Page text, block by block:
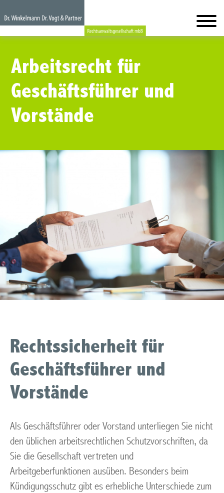
Arbeitsrecht für
Geschäftsführer und
Vorstände
Rechtssicherheit für
Geschäftsführer und
Vorstände
Als Geschäftsführer oder Vorstand unterliegen Sie nicht
den üblichen arbeitsrechtlichen Schutzvorschriften, da
Sie die Gesellschaft vertreten und
Arbeitgeberfunktionen ausüben. Besonders beim
Kündigungsschutz gibt es erhebliche Unterschiede zum